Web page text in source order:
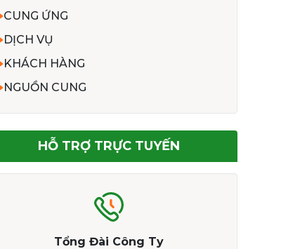
CUNG ỨNG
DỊCH VỤ
KHÁCH HÀNG
NGUỒN CUNG
HỖ TRỢ TRỰC TUYẾN
Tổng Đài Công Ty